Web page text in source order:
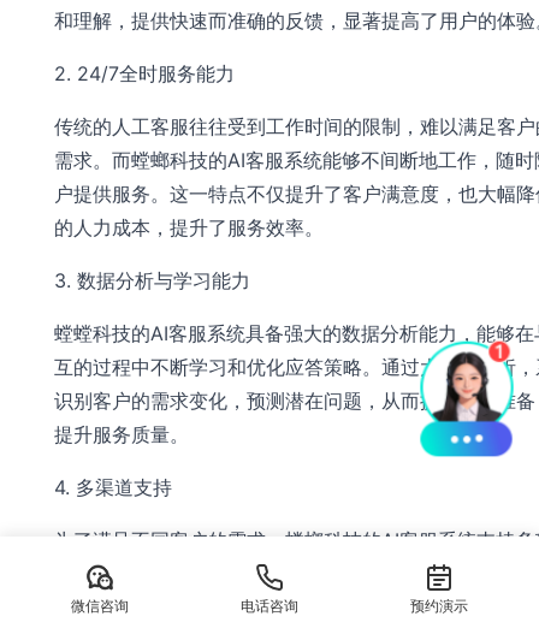
和理解，提供快速而准确的反馈，显著提高了用户的体
2. 24/7全时服务能力
传统的人工客服往往受到工作时间的限制，难以满足客
需求。而螳螂科技的AI客服系统能够不间断地工作，随
户提供服务。这一特点不仅提升了客户满意度，也大幅
的人力成本，提升了服务效率。
3. 数据分析与学习能力
螳螳科技的AI客服系统具备强大的数据分析能力，能够
互的过程中不断学习和优化应答策略。通过大数据分析
识别客户的需求变化，预测潜在问题，从而提前做好准
提升服务质量。
4. 多渠道支持
为了满足不同客户的需求，螳螂科技的AI客服系统支持
道，包括语音电话、在线聊天、社交媒体等。无论客户
式，都能获得一致和高质量的服务体验。这种多渠道的
微信咨询 电话咨询 预约演示